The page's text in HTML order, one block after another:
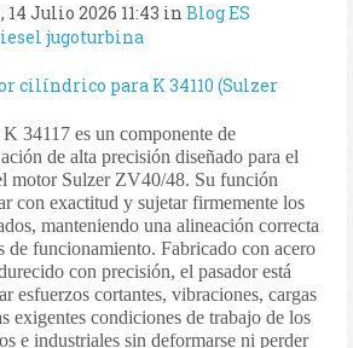
Julio 2026 11:43 in Blog ES
jugoturbina
cilíndrico para K 34110 (Sulzer
34117 es un componente de
de alta precisión diseñado para el
motor Sulzer ZV40/48. Su función
con exactitud y sujetar firmemente los
manteniendo una alineación correcta
de funcionamiento. Fabricado con acero
con precisión, el pasador está
esfuerzos cortantes, vibraciones, cargas
exigentes condiciones de trabajo de los
e industriales sin deformarse ni perder